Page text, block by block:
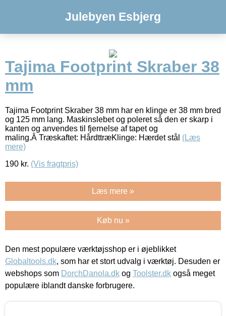
Julebyen Esbjerg
Tajima Footprint Skraber 38
mm
Tajima Footprint Skraber 38 mm har en klinge er 38 mm bred
og 125 mm lang. Maskinslebet og poleret så den er skarp i
kanten og anvendes til fjernelse af tapet og
maling.Â Træskaftet: HårdttræKlinge: Hærdet stål (Læs
mere)
190 kr. (Vis fragtpris)
Læs mere »
Køb nu »
Den mest populære værktøjsshop er i øjeblikket
Globaltools.dk, som har et stort udvalg i værktøj. Desuden er
webshops som DorchDanola.dk og Toolster.dk også meget
populære iblandt danske forbrugere.